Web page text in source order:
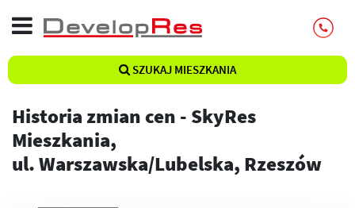
SZUKAJ MIESZKANIA
Historia zmian cen - SkyRes
Mieszkania,
ul. Warszawska/Lubelska, Rzeszów